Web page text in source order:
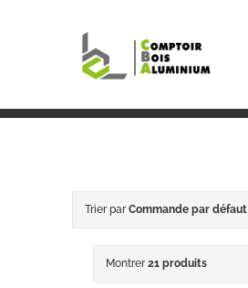
Trier parCommande par défaut
Montrer21 produits